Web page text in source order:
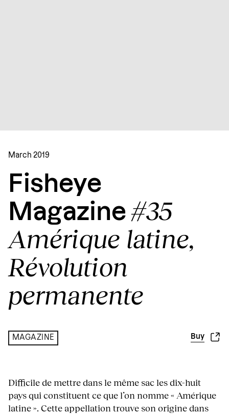
March 2019
Fisheye
Magazine #35
Amérique latine,
Révolution
permanente
MAGAZINE Buy
Difficile de mettre dans le même sac les dix-huit
pays qui constituent ce que l’on nomme « Amérique
latine ». Cette appellation trouve son origine dans